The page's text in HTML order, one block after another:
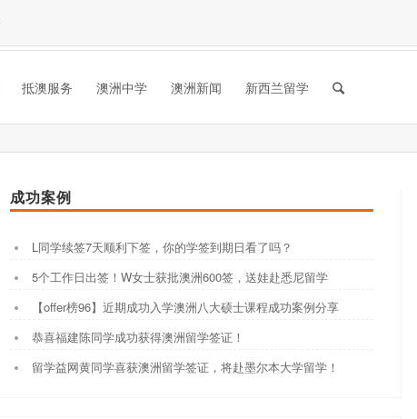
抵澳服务 澳洲中学 澳洲新闻 新西兰留学
成功案例
L同学续签7天顺利下签，你的学签到期日看了吗？
5个工作日出签！W女士获批澳洲600签，送娃赴悉尼留学
【offer榜96】近期成功入学澳洲八大硕士课程成功案例分享
恭喜福建陈同学成功获得澳洲留学签证！
留学益网黄同学喜获澳洲留学签证，将赴墨尔本大学留学！